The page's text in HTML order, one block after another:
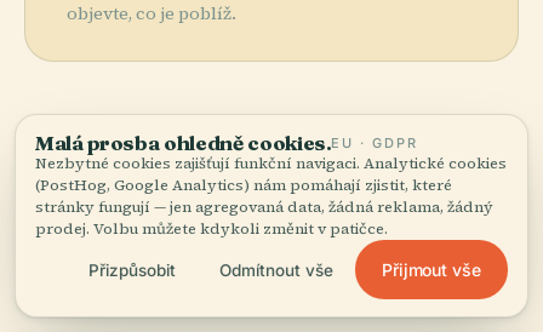
objevte, co je poblíž.
More inSaint-Germain-
en-Laye.
31 míst k objevení — pár, která stojí za to spojit
Château De
Saint-Germain-
PLACE
Národní
Archeologické
Domaine
Malá prosba ohledně cookies.EU · GDPR
Nezbytné cookies zajišťují funkční navigaci. Analytické cookies
(PostHog, Google Analytics) nám pomáhají zjistit, které
stránky fungují — jen agregovaná data, žádná reklama, žádný
prodej. Volbu můžete kdykoli změnit v patičce.
Přizpůsobit Odmítnout vše Přijmout vše